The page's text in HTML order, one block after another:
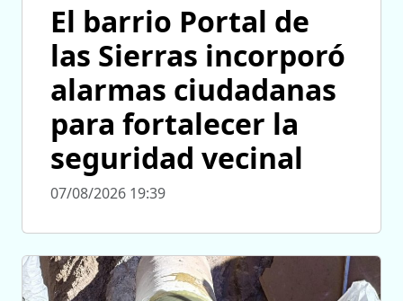
El barrio Portal de
las Sierras incorporó
alarmas ciudadanas
para fortalecer la
seguridad vecinal
07/08/2026 19:39